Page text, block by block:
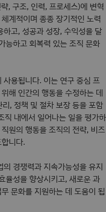
, 구조, 인력, 프로세스)에 변혁
계적이며 종종 장기적인 노력
고, 성공과 성장, 수익성을 달
능하고 회복력 있는 조직 문화
용됩니다. 이는 연구 중심 프
해 인간의 행동을 수정하는 데
, 정책 및 절차 보장 등을 포함
직 내에서 일어나는 일을 평가하
원의 행동을 조직의 전략, 비즈
니다.
경쟁력과 지속가능성을 유지
율성을 향상시키고, 새로운 과
문화를 지원하는 데 도움이 됩